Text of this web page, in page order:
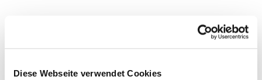
Diese Webseite verwendet Cookies